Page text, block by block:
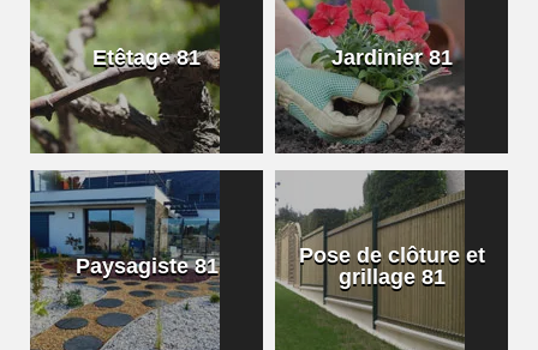
Etêtage 81 Jardinier 81
Paysagiste 81
Pose de clôture et
grillage 81